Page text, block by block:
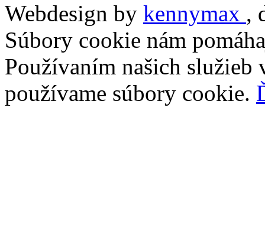
Webdesign by kennymax ,
Súbory cookie nám
Používaním našich služieb
používame súbory cookie.